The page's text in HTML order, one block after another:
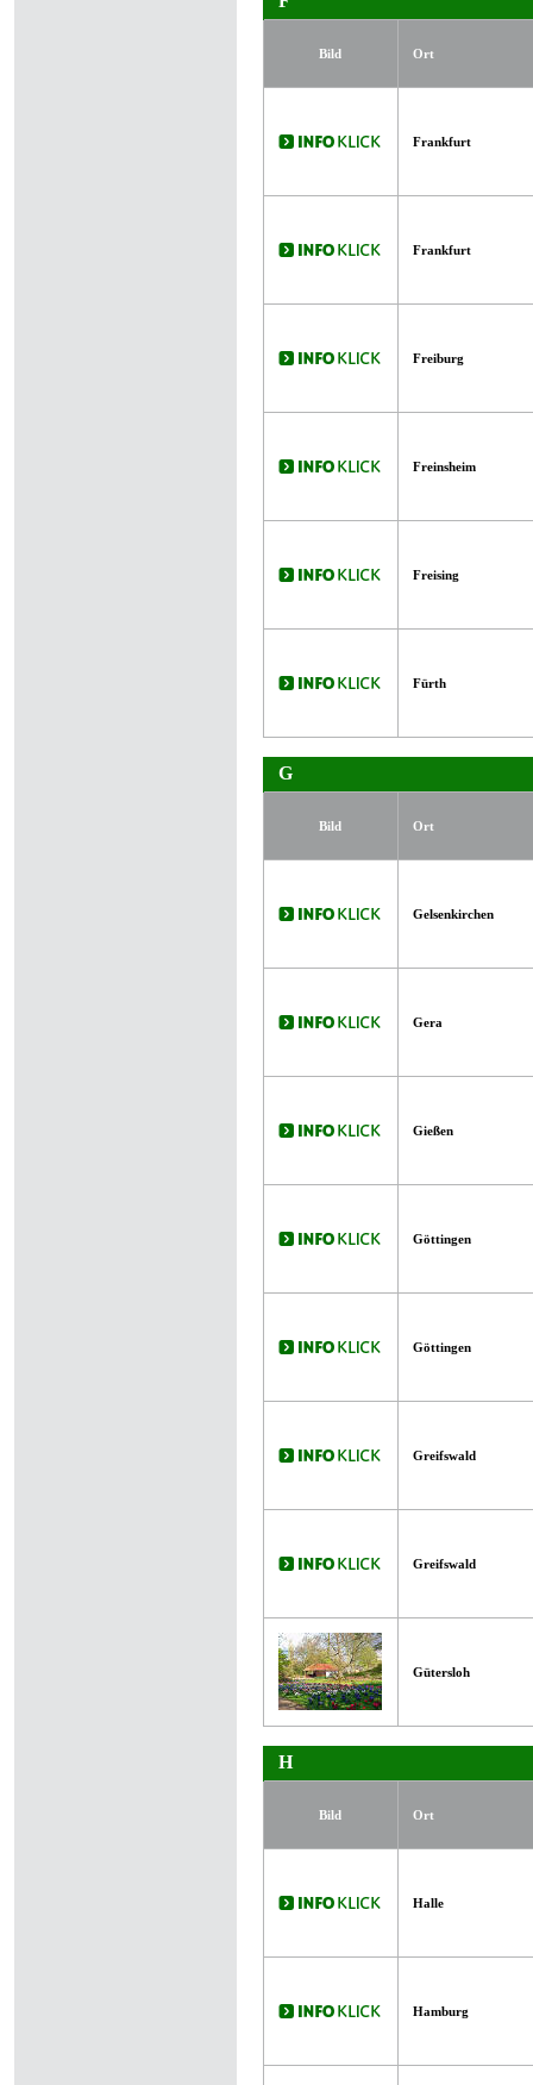
Bild Ort
Frankfurt
Frankfurt
Freiburg
Freinsheim
Freising
Fürth
G
Bild Ort
Gelsenkirchen
Gera
Gießen
Göttingen
Göttingen
Greifswald
Greifswald
Gütersloh
H
Bild Ort
Halle
Hamburg